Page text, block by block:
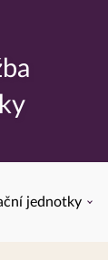
jednotky